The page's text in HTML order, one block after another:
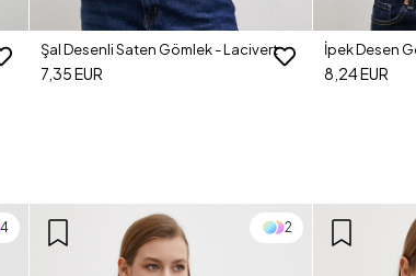
İpek Desen Gömlek - Mor
8,24 EUR
Basic Saten
8,20 EUR
2 1